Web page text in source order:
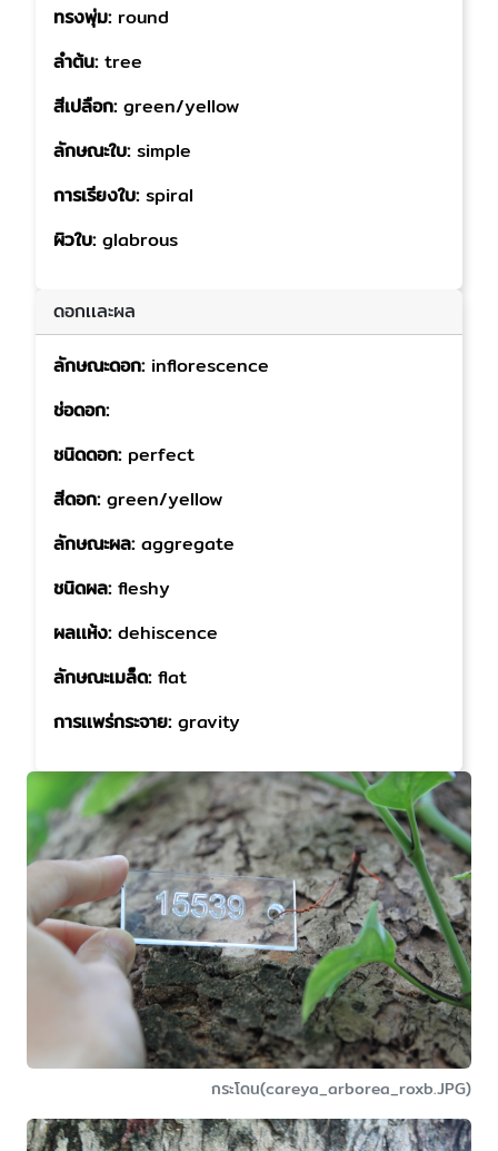
ทรงพุ่ม: round
ลำต้น: tree
สีเปลือก: green/yellow
ลักษณะใบ: simple
การเรียงใบ: spiral
ผิวใบ: glabrous
ดอกเเละผล
ลักษณะดอก: inflorescence
ช่อดอก:
ชนิดดอก: perfect
สีดอก: green/yellow
ลักษณะผล: aggregate
ชนิดผล: fleshy
ผลเเห้ง: dehiscence
ลักษณะเมล็ด: flat
การเเพร่กระจาย: gravity
กระโดน(careya_arborea_roxb.JPG)